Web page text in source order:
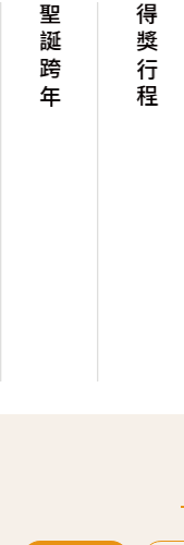
聖誕跨年 得獎行程